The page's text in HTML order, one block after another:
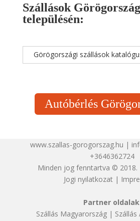
Szállások Görögország
településén:
Görögországi szállások
Autóbérlés
www.szallas-gorogorszag.hu |
+3646362724
Minden jog fenntartva © 2018.
Jogi nyilatkozat|
Partner
Szállás Magyarország| Szállás